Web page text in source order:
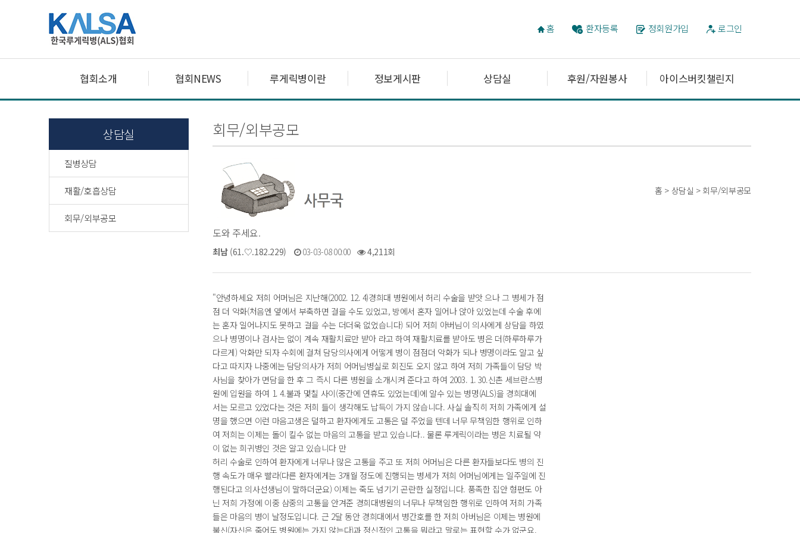
홈 환자등록 정회원가입 로그인
협회소개 협회NEWS 루게릭병이란 정보게시판 상담실 후원/자원봉사 아이스버킷챌린지
상담실
질병상담
재활/호흡상담
회무/외부공모
회무/외부공모
홈 > 상담실 > 회무/외부공모
도와 주세요.
최남(61.♡.182.229) 03-03-08 00:00 4,211회
"안녕하세요 저희 어머님은 지난해(2002. 12. 4)경희대 병원에서 허리 수술을 받앗 으나 그 병세가 점
점 더 악화(처음엔 옆에서 부축하면 걸을 수도 있었고, 방에서 혼자 일어나 앉아 있었는데 수술 후에
는 혼자 일어나지도 못하고 걸을 수는 더더욱 없었습니다) 되어 저희 아버님이 의사에게 상담을 하였
으나 병명이나 검사는 없이 계속 재활치료만 받아 라고 하여 재활치료를 받아도 병은 더(하루하루가
다르게) 악화만 되자 수회에 걸쳐 담당의사에게 어떻게 병이 점점더 악화가 되나 병명이라도 알고 싶
다고 따지자 나중에는 담당의사가 저희 어머님병실로 회진도 오지 않고 하여 저희 가족들이 담당 박
사님을 찾아가 면담을 한 후 그 즉시 다른 병원을 소개시켜 준다고 하여 2003. 1. 30.신촌 세브란스병
원에 입원을 하여 1. 4.불과 몇칠 사이(중간에 연휴도 있었는데)에 알수 있는 병명(ALS)을 경희대에
서는 모르고 있었다는 것은 저희 들이 생각해도 납득이 가지 않습니다. 사실 솔직히 저희 가족에게 설
명을 했으면 이런 마음고생은 덜하고 환자에게도 고통은 덜 주었을 텐데 너무 무책임한 행위로 인하
여 저희는 이제는 돌이 킬수 없는 마음의 고통을 받고 있습니다.. 물론 루게릭이라는 병은 치료될 약
이 없는 희귀병인 것은 알고 있습니다 만
허리 수술로 인하여 환자에게 너무나 많은 고통을 주고 또 저희 어머님은 다른 환자들보다도 병의 진
행 속도가 매우 빨라(다른 환자에게는 3개월 정도에 진행되는 병세가 저희 어머님에게는 일주일에 진
행된다고 의사선생님이 말하더군요) 이제는 죽도 넘기기 곤란한 실정입니다. 풍족한 집안 형편도 아
닌 저희 가정에 이중 삼중의 고통을 안겨준 경희대병원의 너무나 무책임한 행위로 인하여 저희 가족
들은 마음의 병이 날정도입니다. 근 2달 동안 경희대에서 병간호를 한 저희 아버님은 이제는 병원에
불신(자신은 죽어도 병원에는 가지 않는다)과 정신적인 고통을 뭐라고 말로는 표현할 수가 없군요.